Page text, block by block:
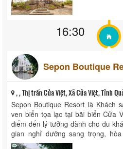
16:30
Sepon Boutique
, , Thị trấn Cửa Việt, Xã Cửa Việt, Tỉnh
Sepon Boutique Resort là Khách
ven biển tọa lạc tại bãi biển Cửa
điểm đến lý tưởng dành cho du
gian nghỉ dưỡng sang trọng,
khám phá ...